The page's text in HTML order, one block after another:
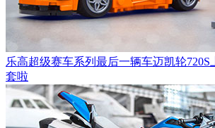
乐高超级赛车系列最后一辆车迈凯轮720S
套啦